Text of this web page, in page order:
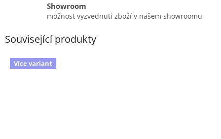
Showroom
možnost vyzvednuti zboží v našem showroomu
Související produkty
Více variant